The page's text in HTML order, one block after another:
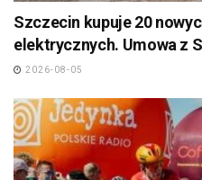
Szczecin kupuje 20
elektrycznych. Umowa z
2026-08-05